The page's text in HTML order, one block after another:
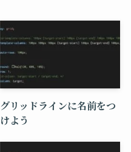
グリッドラインに名前をつ
けよう